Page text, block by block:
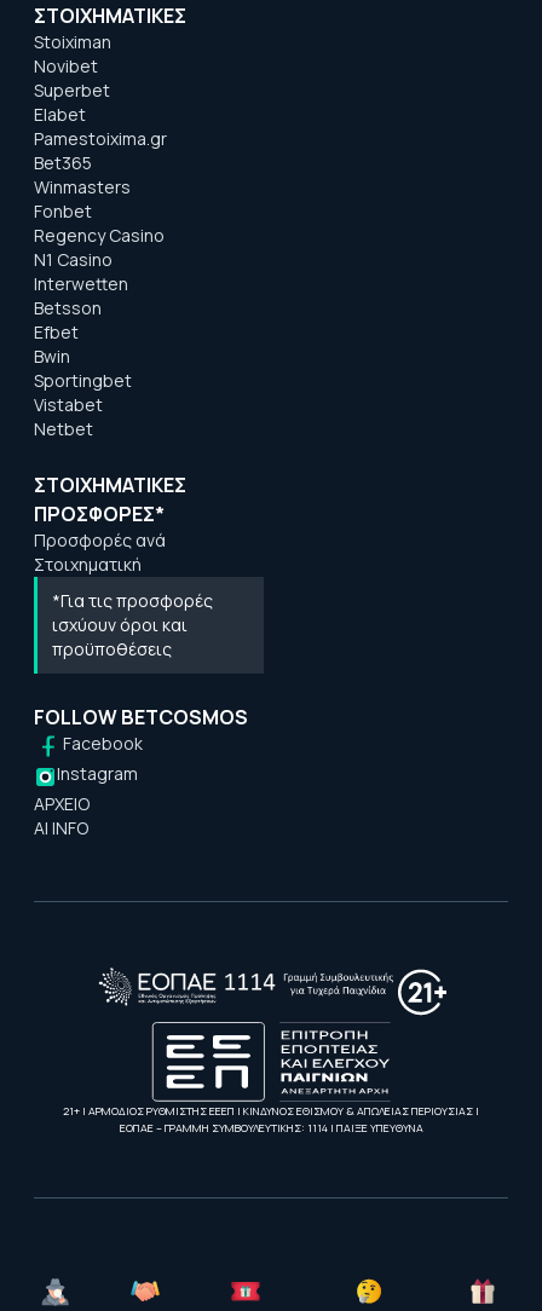
ΣΤΟΙΧΗΜΑΤΙΚΕΣ
Stoiximan
Novibet
Superbet
Elabet
Pamestoixima.gr
Bet365
Winmasters
Fonbet
Regency Casino
N1 Casino
Interwetten
Betsson
Efbet
Bwin
Sportingbet
Vistabet
Netbet
ΣΤΟΙΧΗΜΑΤΙΚΕΣ
ΠΡΟΣΦΟΡΕΣ*
Προσφορές ανά
Στοιχηματική
*Για τις προσφορές
ισχύουν όροι και
προϋποθέσεις
FOLLOW BETCOSMOS
Facebook
Instagram
ΑΡΧΕΙΟ
AI INFO
21+ | ΑΡΜΟΔΙΟΣ ΡΥΘΜΙΣΤΗΣ ΕΕΕΠ | ΚΙΝΔΥΝΟΣ ΕΘΙΣΜΟΥ & ΑΠΩΛΕΙΑΣ ΠΕΡΙΟΥΣΙΑΣ |
ΕΟΠΑΕ – ΓΡΑΜΜΗ ΣΥΜΒΟΥΛΕΥΤΙΚΗΣ: 1114 | ΠΑΙΞΕ ΥΠΕΥΘΥΝΑ